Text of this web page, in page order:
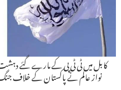
کابل میں ٹی ٹی پی کے مارے گئے
نواز عالم نے پاکستان کے خلاف جنگ